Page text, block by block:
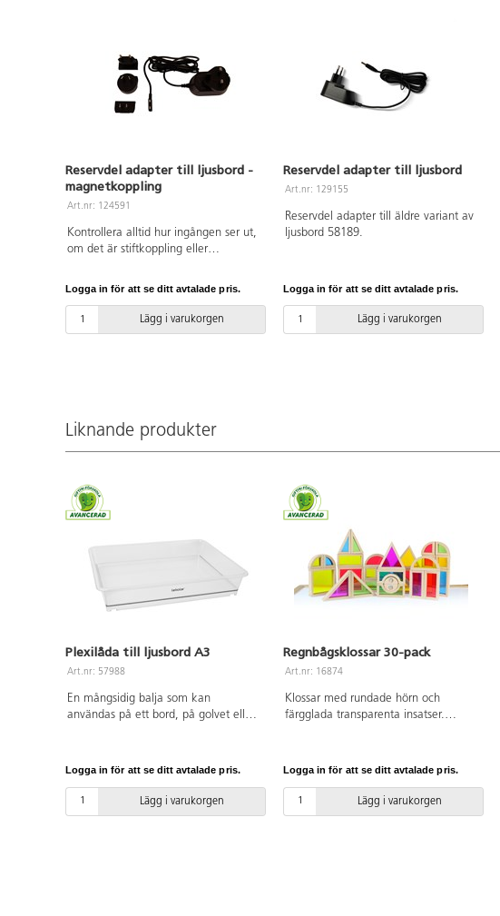
Reservdel adapter till ljusbord -
magnetkoppling
Art.nr: 124591
Kontrollera alltid hur ingången ser ut,
om det är stiftkoppling eller
med magnetisk koppling: 58112,
58144, 122911, 130551.
Logga in för att se ditt avtalade pris.
Lägg i varukorgen
Reservdel adapter till ljusbord
Art.nr: 129155
Reservdel adapter till äldre variant av
ljusbord 58189.
Logga in för att se ditt avtalade pris.
Lägg i varukorgen
Liknande produkter
Plexilåda till ljusbord A3
Art.nr: 57988
En mångsidig balja som kan
användas på ett bord, på golvet eller
gör den mycket stark, vilket betyder
att den även fylld med vatten kan
Logga in för att se ditt avtalade pris.
Lägg i varukorgen
Regnbågsklossar 30-pack
Art.nr: 16874
Klossar med rundade hörn och
färgglada transparenta insatser.
ljusbord. Innehåller klossar i olika
former. FSC-märkt bokträ. PVC-fri.
Logga in för att se ditt avtalade pris.
Lägg i varukorgen